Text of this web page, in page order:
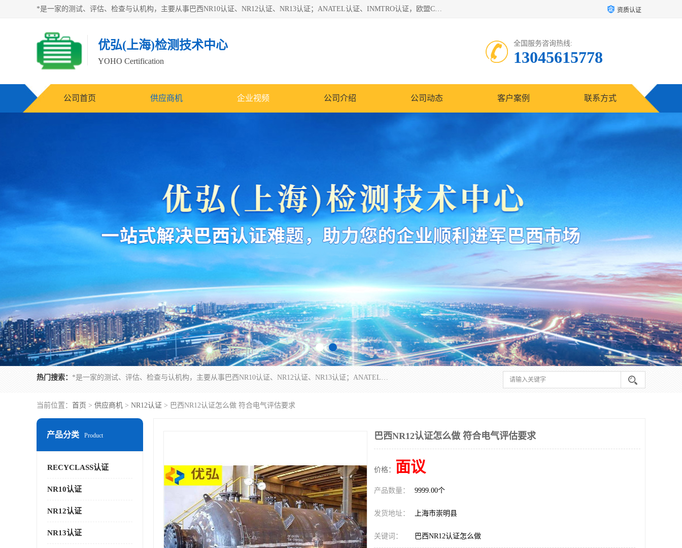
*是一家的测试、评估、检查与认机构，主要从事巴西NR10认证、NR12认证、NR13认证；ANATEL认证、INMTRO认证，欧盟CE认证：MD认证，PED认证，MID认证，ATEX认证，德国蓝色天使认证。 资质认证
优弘(上海)检测技术中心
YOHO Certification
全国服务咨询热线:
13045615778
公司首页 供应商机 企业视频 公司介绍 公司动态 客户案例 联系方式
热门搜索： *是一家的测试、评估、检查与认机构，主要从事巴西NR10认证、NR12认证、NR13认证；ANATEL认证、INMTRO认证，欧盟CE认证：MD认证，PED认证，MID认证，ATEX认证，德国蓝色天使认证。
当前位置： 首页 > 供应商机 > NR12认证 > 巴西NR12认证怎么做 符合电气评估要求
产品分类 Product
RECYCLASS认证
NR10认证
NR12认证
NR13认证
巴西NR12认证怎么做 符合电气评估要求
价格： 面议
产品数量： 9999.00个
发货地址： 上海市崇明县
关键词： 巴西NR12认证怎么做